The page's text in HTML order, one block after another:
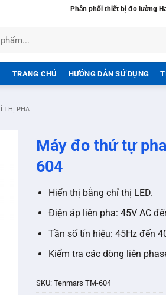
Phân phối thiết bị đo lường
TRANG CHỦ HƯỚNG DẪN SỬ DỤNG
THỊ PHA
Máy đo thứ tự
604
Hiển thị bằng chỉ thị LED.
Điện áp liên pha: 45V AC
Tần số tín hiệu: 45Hz đến
Kiểm tra các dòng liên
SKU: Tenmars TM-604